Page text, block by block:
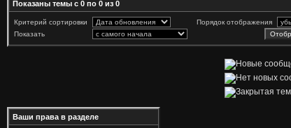
Показаны темы с 0 по 0 из 0
Критерий сортировки
Порядок отображения
Показать
Ваши права в разделе